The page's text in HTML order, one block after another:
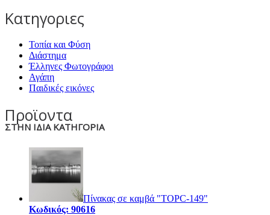
Κατηγοριες
Τοπία και Φύση
Διάστημα
Έλληνες Φωτογράφοι
Αγάπη
Παιδικές εικόνες
Προϊοντα
ΣΤΗΝ ΙΔΙΑ ΚΑΤΗΓΟΡΙΑ
Πίνακας σε καμβά "TOPC-149"
Κωδικός: 90616